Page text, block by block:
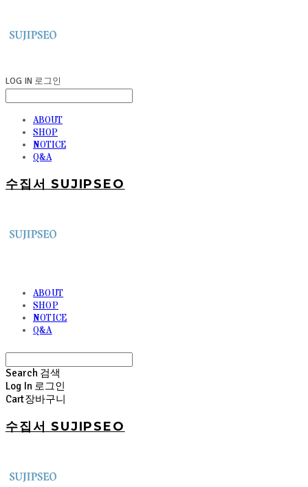
LOG IN 로그인
ABOUT
SHOP
NOTICE
Q&A
수집서 SUJIPSEO
ABOUT
SHOP
NOTICE
Q&A
Search 검색
Log In 로그인
Cart장바구니
수집서 SUJIPSEO